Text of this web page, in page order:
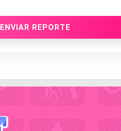
ENVIAR REPORTE